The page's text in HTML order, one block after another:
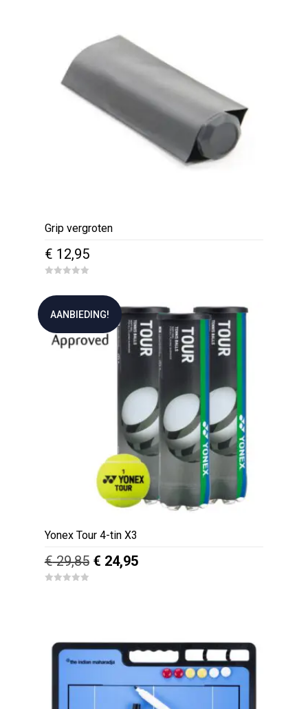
Grip vergroten
€ 12,95
u
5
AANBIEDING!
Yonex Tour 4-tin X3
€29,85 Oorspronkelijke
€ 24,95Huidige